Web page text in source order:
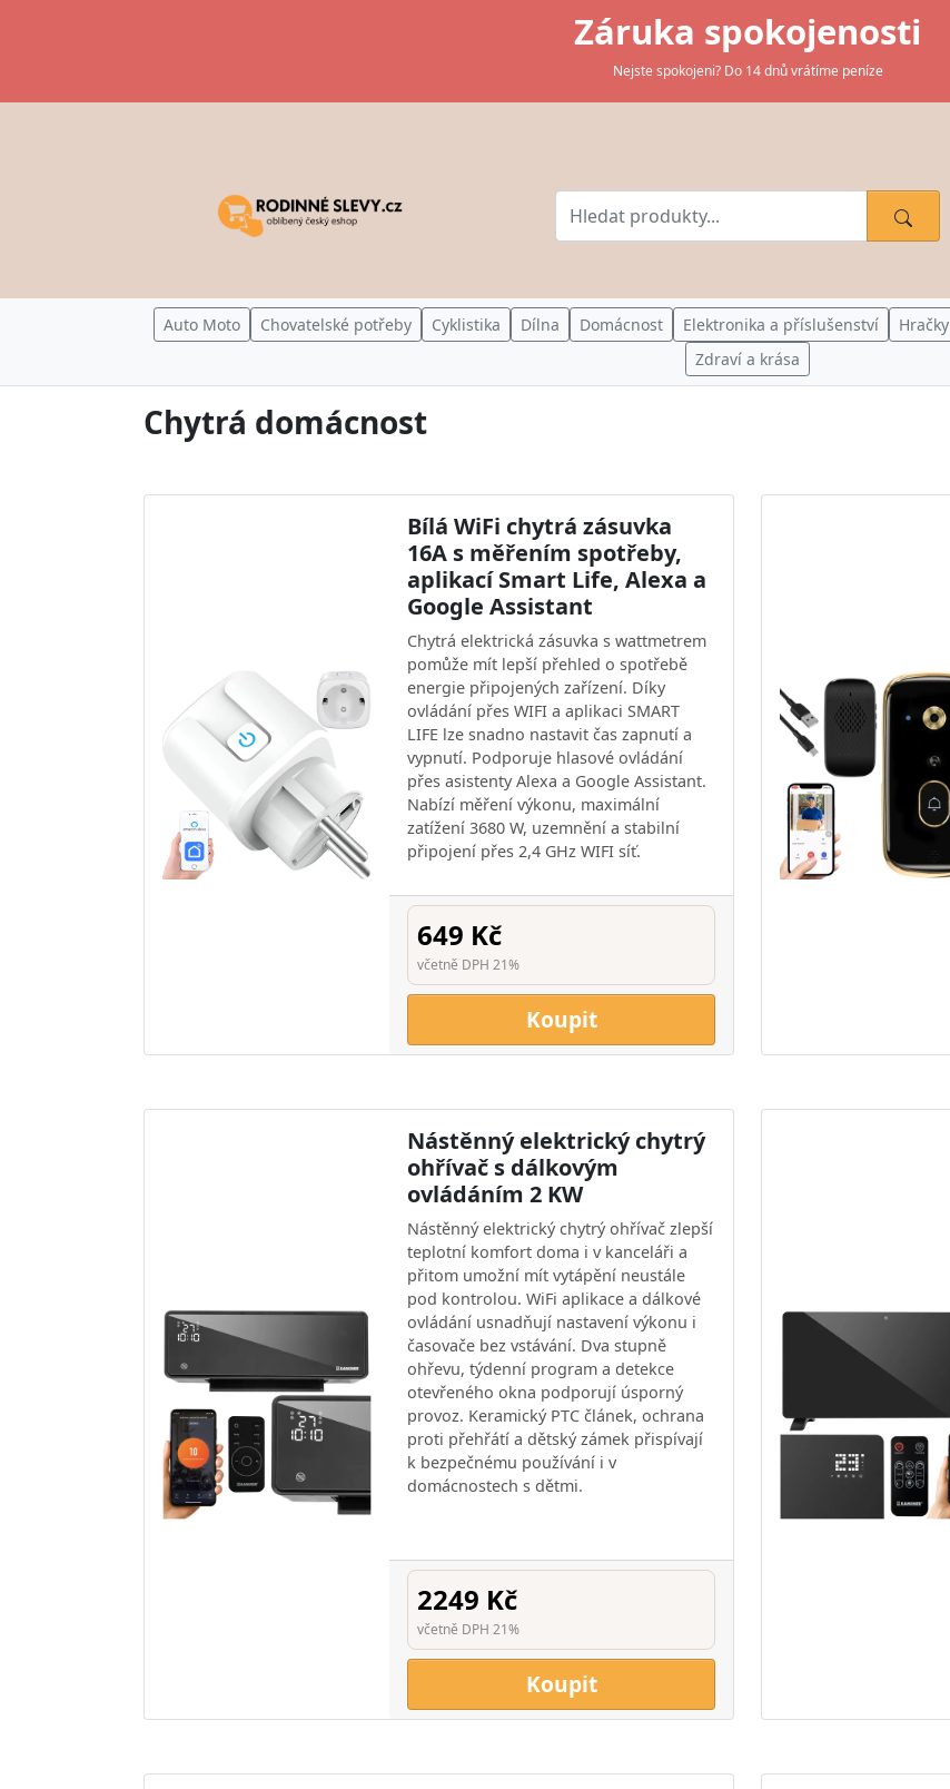
Záruka spokojenosti
Nejste spokojeni? Do 14 dnů vrátíme peníze
Auto Moto Chovatelské potřeby Cyklistika Dílna Domácnost Elektronika a příslušenství Hračky
Zdraví a krása
Chytrá domácnost
Bílá WiFi chytrá zásuvka
16A s měřením spotřeby,
aplikací Smart Life, Alexa a
Google Assistant
Chytrá elektrická zásuvka s wattmetrem
pomůže mít lepší přehled o spotřebě
energie připojených zařízení. Díky
ovládání přes WIFI a aplikaci SMART
LIFE lze snadno nastavit čas zapnutí a
vypnutí. Podporuje hlasové ovládání
přes asistenty Alexa a Google Assistant.
Nabízí měření výkonu, maximální
zatížení 3680 W, uzemnění a stabilní
připojení přes 2,4 GHz WIFI síť.
649 Kč
včetně DPH 21%
Koupit
Nástěnný elektrický chytrý
ohřívač s dálkovým
ovládáním 2 KW
Nástěnný elektrický chytrý ohřívač zlepší
teplotní komfort doma i v kanceláři a
přitom umožní mít vytápění neustále
pod kontrolou. WiFi aplikace a dálkové
ovládání usnadňují nastavení výkonu i
časovače bez vstávání. Dva stupně
ohřevu, týdenní program a detekce
otevřeného okna podporují úsporný
provoz. Keramický PTC článek, ochrana
proti přehřátí a dětský zámek přispívají
k bezpečnému používání i v
domácnostech s dětmi.
2249 Kč
včetně DPH 21%
Koupit